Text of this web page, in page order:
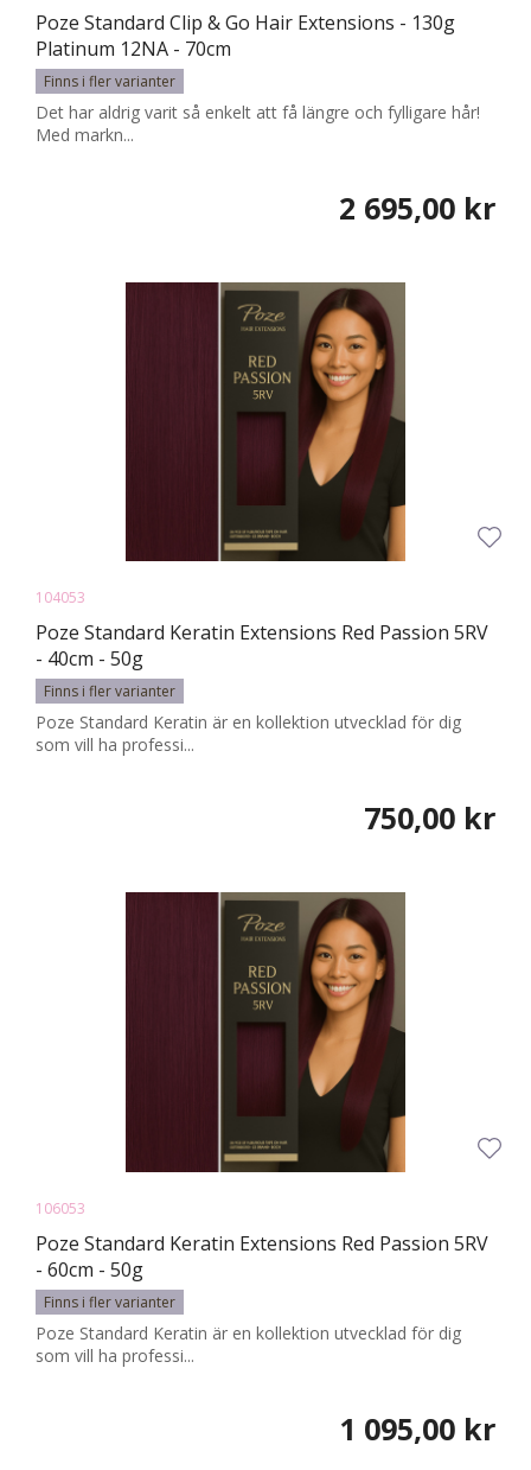
Poze Standard Clip & Go Hair Extensions - 130g
Platinum 12NA - 70cm
Finns i fler varianter
Det har aldrig varit så enkelt att få längre och fylligare hår!
Med markn...
2 695,00 kr
104053
Poze Standard Keratin Extensions Red Passion 5RV
- 40cm - 50g
Finns i fler varianter
Poze Standard Keratin är en kollektion utvecklad för dig
som vill ha professi...
750,00 kr
106053
Poze Standard Keratin Extensions Red Passion 5RV
- 60cm - 50g
Finns i fler varianter
Poze Standard Keratin är en kollektion utvecklad för dig
som vill ha professi...
1 095,00 kr